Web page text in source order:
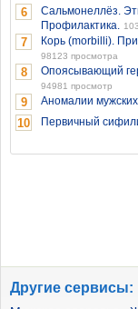
6
Сальмонеллёз.
Профилактика.
7 Корь (morbilli).
98123 просмотра
8 Опоясывающий
94981 просмотр
9 Аномалии
10 Первичный
Другие сервисы: